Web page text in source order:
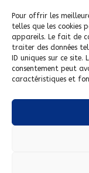
Pour offrir les
telles que les cookies
appareils. Le fait de
traiter des données
ID uniques sur ce
consentement peut
caractéristiques et
Trouvez-nous
Mentions
Conditions
Politique de